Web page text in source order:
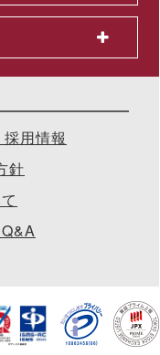
につながる共通言語
採用情報
針